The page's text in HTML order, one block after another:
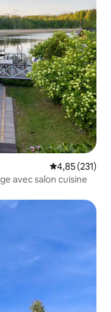
Évaluation
4,85 (231)
avec salon cuisine